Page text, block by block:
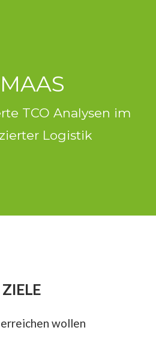
TCO Analysen im
Logistik
ZIELE
wollen